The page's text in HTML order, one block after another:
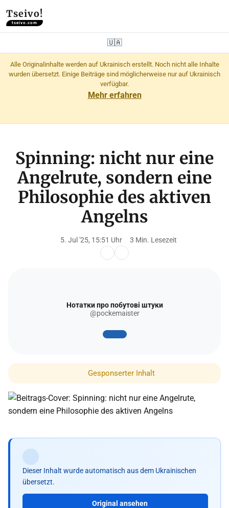
Tseivo!
tseivo.com
🇺🇦
Alle Originalinhalte werden auf Ukrainisch erstellt. Noch nicht alle Inhalte
wurden übersetzt. Einige Beiträge sind möglicherweise nur auf Ukrainisch
verfügbar.
Mehr erfahren
Spinning: nicht nur eine
Angelrute, sondern eine
Philosophie des aktiven
Angelns
5. Jul '25, 15:51 Uhr 3 Min. Lesezeit
Нотатки про побутові штуки
@pockemaister
Gesponserter Inhalt
Dieser Inhalt wurde automatisch aus dem Ukrainischen
übersetzt.
Original ansehen